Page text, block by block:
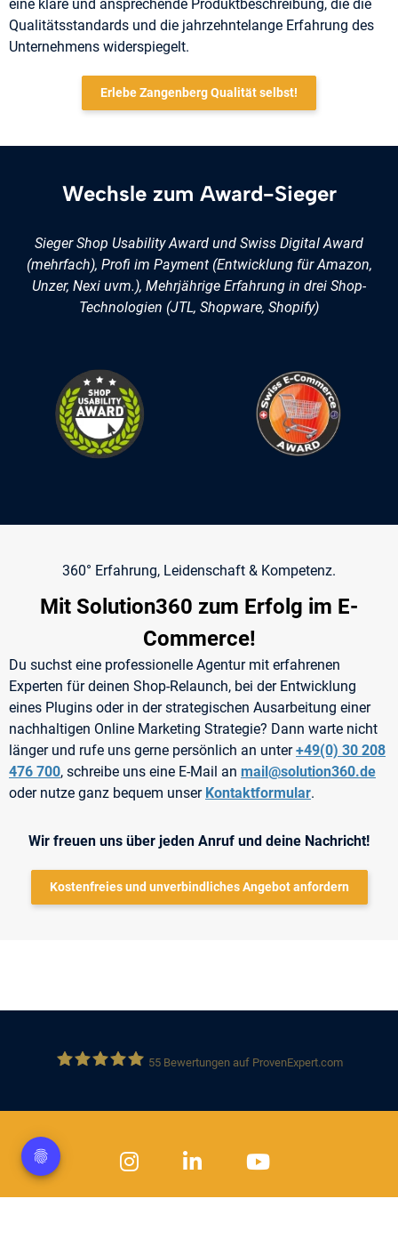
eine klare und ansprechende Produktbeschreibung, die die
Qualitätsstandards und die jahrzehntelange Erfahrung des
Unternehmens widerspiegelt.
Erlebe Zangenberg Qualität selbst!
Wechsle zum Award-Sieger
Sieger Shop Usability Award und Swiss Digital Award
(mehrfach), Profi im Payment (Entwicklung für Amazon,
Unzer, Nexi uvm.), Mehrjährige Erfahrung in drei Shop-
Technologien (JTL, Shopware, Shopify)
360° Erfahrung, Leidenschaft & Kompetenz.
Mit Solution360 zum Erfolg im E-
Commerce!
Du suchst eine professionelle Agentur mit erfahrenen
Experten für deinen Shop-Relaunch, bei der Entwicklung
eines Plugins oder in der strategischen Ausarbeitung einer
nachhaltigen Online Marketing Strategie? Dann warte nicht
länger und rufe uns gerne persönlich an unter+49(0) 30 208
476 700, schreibe uns eine E-Mail an mail@solution360.de
oder nutze ganz bequem unser Kontaktformular.
Wir freuen uns über jeden Anruf und deine Nachricht!
Kostenfreies und unverbindliches Angebot anfordern
Solution 360 GmbH
55Bewertungen auf ProvenExpert.com